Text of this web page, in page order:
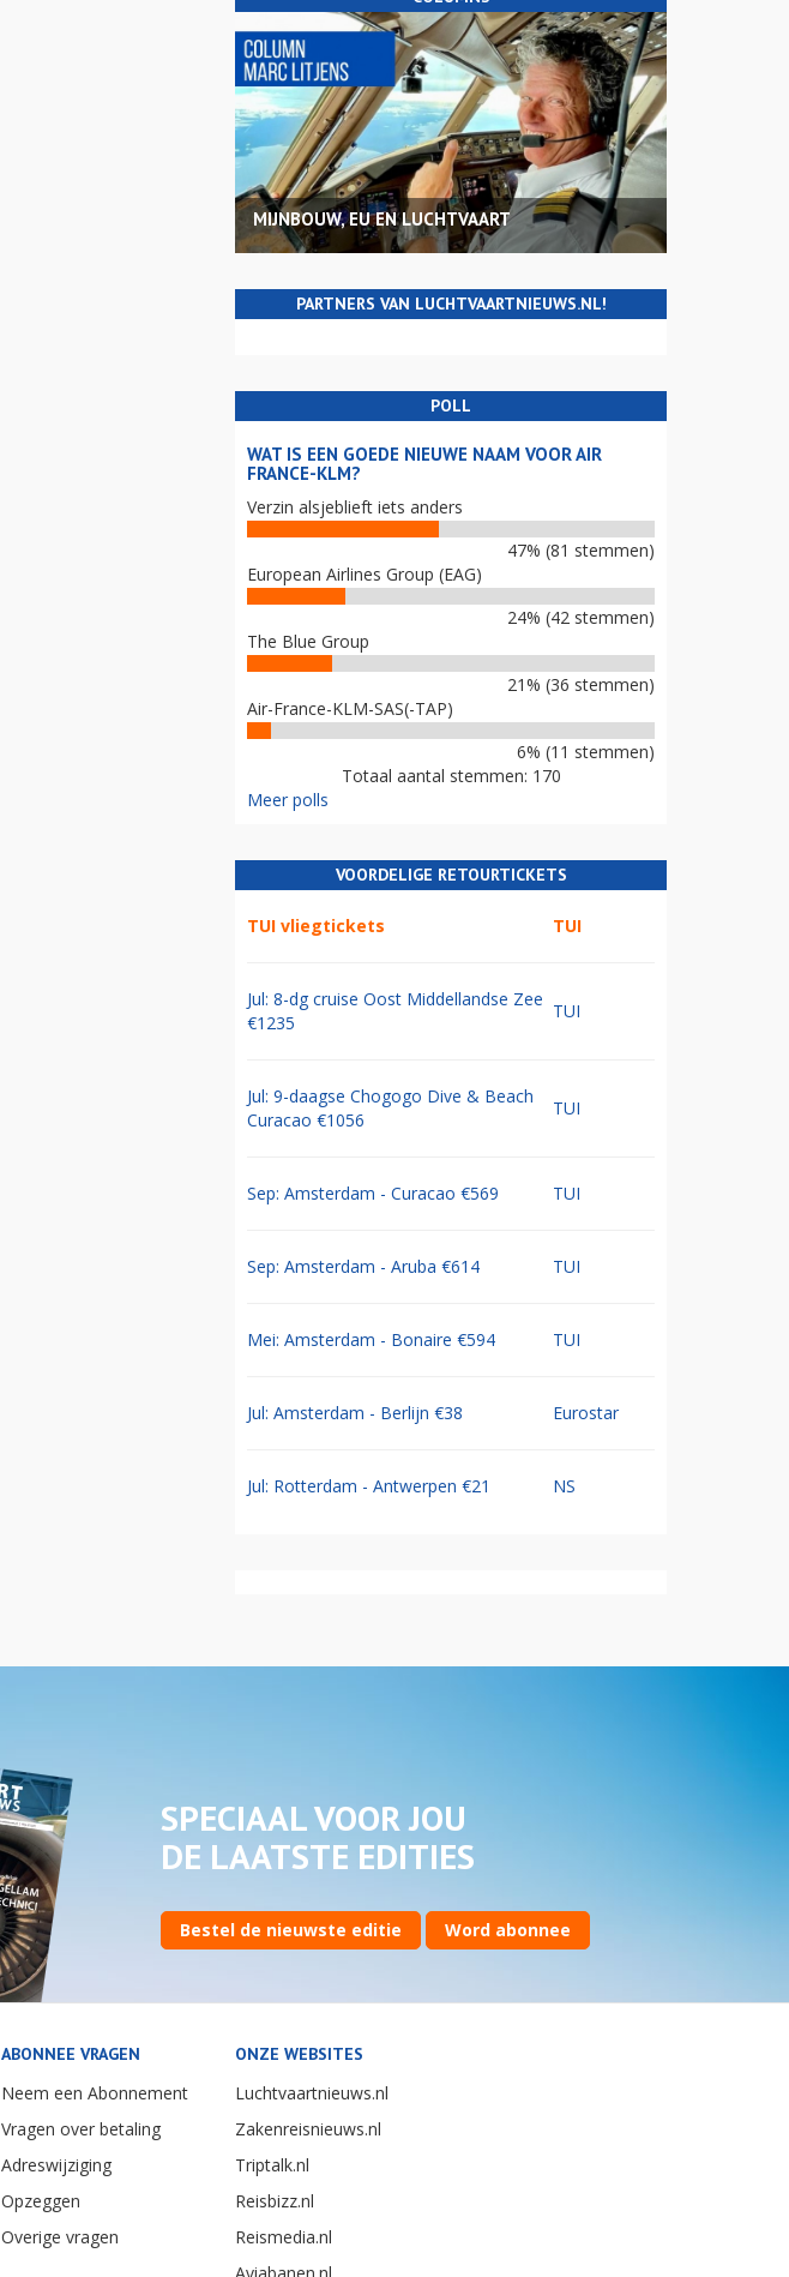
MIJNBOUW, EU EN LUCHTVAART
PARTNERS VAN LUCHTVAARTNIEUWS.NL!
POLL
WAT IS EEN GOEDE NIEUWE NAAM VOOR AIR
FRANCE-KLM?
Verzin alsjeblieft iets anders
47% (81 stemmen)
European Airlines Group (EAG)
24% (42 stemmen)
The Blue Group
21% (36 stemmen)
Air-France-KLM-SAS(-TAP)
6% (11 stemmen)
Totaal aantal stemmen: 170
Meer polls
VOORDELIGE RETOURTICKETS
TUI vliegtickets TUI
Jul: 8-dg cruise Oost Middellandse Zee
€1235
TUI
Jul: 9-daagse Chogogo Dive & Beach
Curacao €1056
TUI
Sep: Amsterdam - Curacao €569 TUI
Sep: Amsterdam - Aruba €614 TUI
Mei: Amsterdam - Bonaire €594 TUI
Jul: Amsterdam - Berlijn €38 Eurostar
Jul: Rotterdam - Antwerpen €21 NS
SPECIAAL VOOR JOU
DE LAATSTE EDITIES
Bestel de nieuwste editie Word abonnee
ABONNEE VRAGEN
Neem een Abonnement
Vragen over betaling
Adreswijziging
Opzeggen
Overige vragen
ONZE WEBSITES
Luchtvaartnieuws.nl
Zakenreisnieuws.nl
Triptalk.nl
Reisbizz.nl
Reismedia.nl
Aviabanen.nl